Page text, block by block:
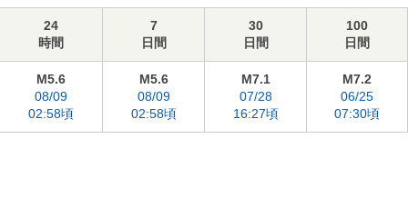
24
時間
7
日間
30
日間
100
日間
M5.6
08/09
02:58頃
M5.6
08/09
02:58頃
M7.1
07/28
16:27頃
M7.2
06/25
07:30頃